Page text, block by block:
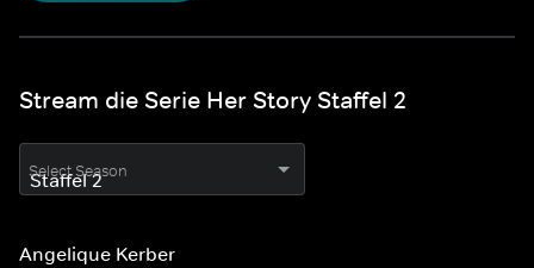
Stream die Serie Her Story Staffel 2
Select Season
Angelique Kerber